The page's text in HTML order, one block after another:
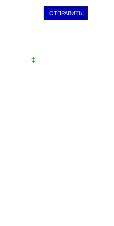
ОТПРАВИТЬ